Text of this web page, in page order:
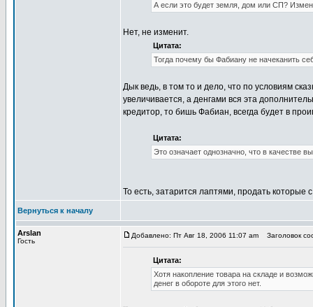
А если это будет земля, дом или СП?
Нет, не изменит.
Цитата:
Тогда почему бы Фабиану не начеканить
Дык ведь, в том то и дело, что по условиям
увеличивается, а денгами вся эта
кредитор, то бишь Фабиан, всегда будет в
Цитата:
Это означает однозначно, что в качестве
То есть, затарится лаптями, продать
Вернуться к началу
Arslan
Гость
Добавлено: Пт Авг 18, 2006 11:07 am Заголовок
Цитата:
Хотя накопление товара на складе и
денег в обороте для этого нет.